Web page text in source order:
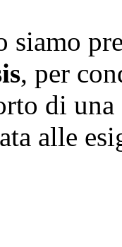
siamo
, per
di
alle